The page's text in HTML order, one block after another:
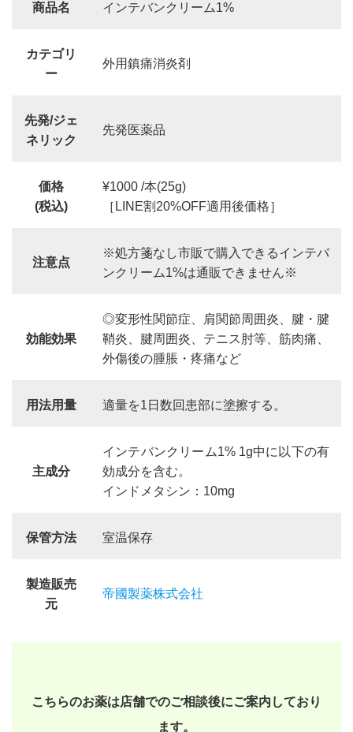
商品名 インテバンクリーム1%
カテゴリ
ー
外用鎮痛消炎剤
先発/ジェ
ネリック
先発医薬品
価格
(税込)
¥1000 /本(25g)
［LINE割20%OFF適用後価格］
注意点
※処方箋なし市販で購入できるインテバ
ンクリーム1%は通販できません※
効能効果
◎変形性関節症、肩関節周囲炎、腱・腱
鞘炎、腱周囲炎、テニス肘等、筋肉痛、
外傷後の腫脹・疼痛など
用法用量 適量を1日数回患部に塗擦する。
主成分
インテバンクリーム1% 1g中に以下の有
効成分を含む。
インドメタシン：10mg
保管方法 室温保存
製造販売
元
帝國製薬株式会社
こちらのお薬は店舗でのご相談後にご案内しており
ます。